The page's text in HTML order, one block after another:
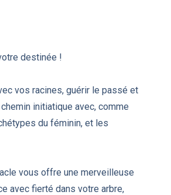
destinée !
vos racines, guérir le passé et
initiatique avec, comme
du féminin, et les
vous offre une merveilleuse
avec fierté dans votre arbre,